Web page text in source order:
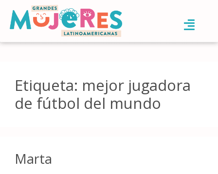
Etiqueta: mejor jugadora
de fútbol del mundo
Marta